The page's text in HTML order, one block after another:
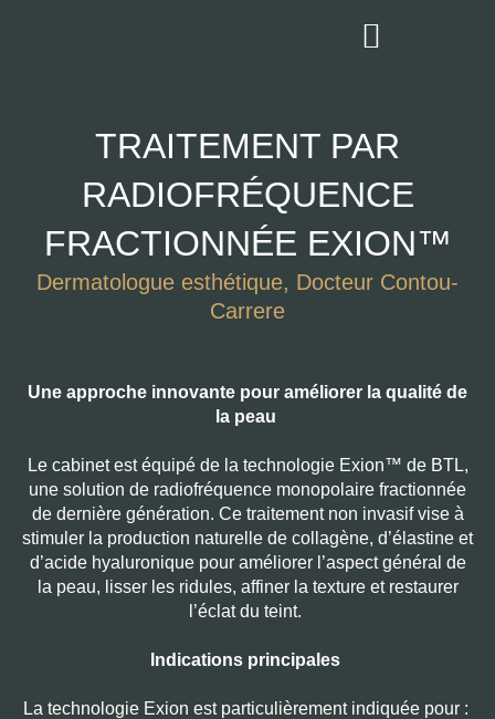
TRAITEMENT PAR
RADIOFRÉQUENCE
FRACTIONNÉE EXION™
Dermatologue esthétique, Docteur Contou-
Carrere
Une approche innovante pour améliorer la qualité de
la peau
Le cabinet est équipé de la technologie Exion™ de BTL,
une solution de radiofréquence monopolaire fractionnée
de dernière génération. Ce traitement non invasif vise à
stimuler la production naturelle de collagène, d’élastine et
d’acide hyaluronique pour améliorer l’aspect général de
la peau, lisser les ridules, affiner la texture et restaurer
l’éclat du teint.
Indications principales
La technologie Exion est particulièrement indiquée pour :